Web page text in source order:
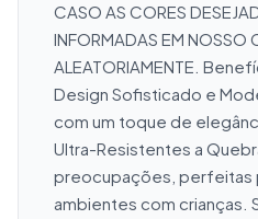
CASO AS CORES
INFORMADAS EM NOSSO
ALEATORIAMENTE.
Design Sofisticado e
com um toque de
Ultra-Resistentes a
preocupações, perfeitas
ambientes com crianças.